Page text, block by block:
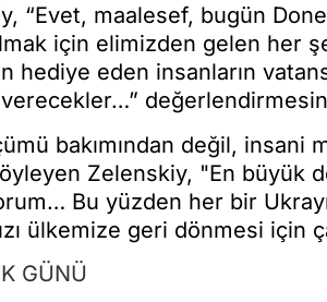
“Evet, maalesef, bugün
için elimizden gelen her
hediye eden insanların
bakımından değil, insani
Zelenskiy, "En büyük
Bu yüzden her bir
ülkemize geri dönmesi için
GÜNÜ